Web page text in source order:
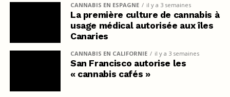
CANNABIS EN ESPAGNE il y a 3 semaines
La première culture de cannabis à
usage médical autorisée aux îles
Canaries
CANNABIS EN CALIFORNIE il y a 3 semaines
San Francisco autorise les
« cannabis cafés »